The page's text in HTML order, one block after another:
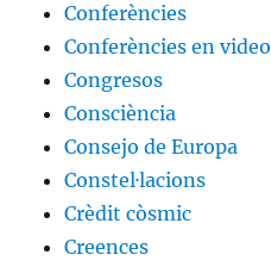
Conferències
Conferències en video
Congresos
Consciència
Consejo de Europa
Constel·lacions
Crèdit còsmic
Creences